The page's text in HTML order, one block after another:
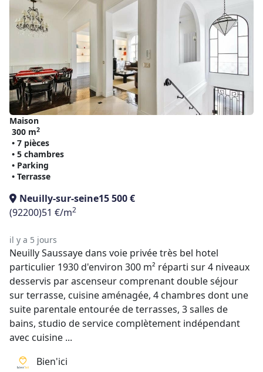
Maison
300 m2
• 7 pièces
• 5 chambres
• Parking
• Terrasse
Neuilly-sur-seine15 500 €
(92200)51 €/m2
il y a 5 jours
Neuilly Saussaye dans voie privée très bel hotel
particulier 1930 d'environ 300 m² réparti sur 4 niveaux
desservis par ascenseur comprenant double séjour
sur terrasse, cuisine aménagée, 4 chambres dont une
suite parentale entourée de terrasses, 3 salles de
bains, studio de service complètement indépendant
avec cuisine ...
Bien'ici